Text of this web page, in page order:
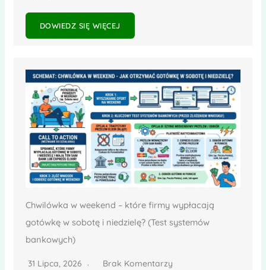
DOWIEDZ SIĘ WIĘCEJ
Chwilówka w weekend – które firmy wypłacają
gotówkę w sobotę i niedzielę? (Test systemów
bankowych)
31 Lipca, 2026 Brak Komentarzy